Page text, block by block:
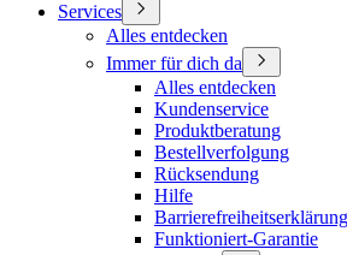
Services
Alles entdecken
Immer für dich da
Alles entdecken
Kundenservice
Produktberatung
Bestellverfolgung
Rücksendung
Hilfe
Barrierefreiheitserklärung
Funktioniert-Garantie